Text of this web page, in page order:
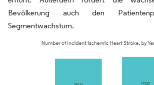
Bevölkerung auch den
Segmentwachstum.